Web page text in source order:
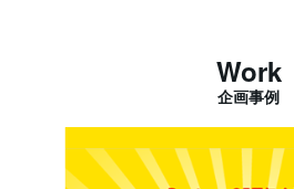
Work
企画事例